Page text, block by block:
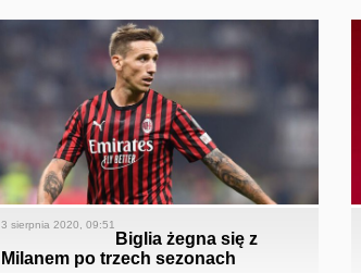
3 sierpnia 2020, 09:51
Biglia żegna się z
Milanem po trzech sezonach